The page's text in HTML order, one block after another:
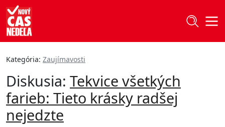
Kategória: Zaujímavosti
Diskusia: Tekvice všetkých
farieb: Tieto krásky radšej
nejedzte